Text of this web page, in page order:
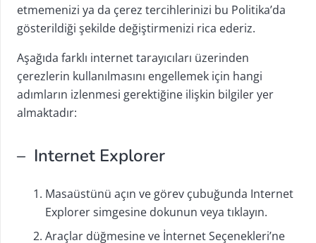
etmemenizi ya da çerez tercihlerinizi bu Politika’da
gösterildiği şekilde değiştirmenizi rica ederiz.
Aşağıda farklı internet tarayıcıları üzerinden
çerezlerin kullanılmasını engellemek için hangi
adımların izlenmesi gerektiğine ilişkin bilgiler yer
almaktadır:
– Internet Explorer
Masaüstünü açın ve görev çubuğunda Internet
Explorer simgesine dokunun veya tıklayın.
Araçlar düğmesine ve İnternet Seçenekleri’ne